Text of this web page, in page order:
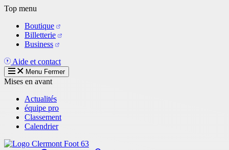
Aller
contenu
principal
Top menu
Boutique
Billetterie
Business
Aide et contact
Menu Fermer
Mises en avant
Actualités
équipe pro
Classement
Calendrier